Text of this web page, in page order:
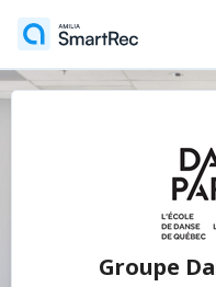
Groupe